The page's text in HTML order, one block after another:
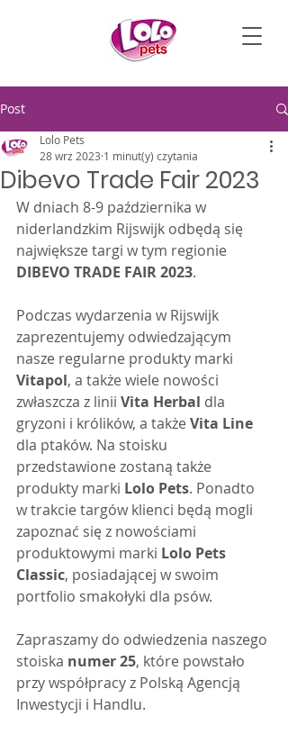
Post
Dibevo Trade Fair 2023
Lolo Pets
28 wrz 2023 1 minut(y) czytania
W dniach 8-9 października w
niderlandzkim Rijswijk odbędą się
największe targi w tym regionie
DIBEVO TRADE FAIR 2023.
Podczas wydarzenia w Rijswijk
zaprezentujemy odwiedzającym
nasze regularne produkty marki
Vitapol, a także wiele nowości
zwłaszcza z linii Vita Herbal dla
gryzoni i królików, a także Vita Line
dla ptaków. Na stoisku
przedstawione zostaną także
produkty marki Lolo Pets. Ponadto
w trakcie targów klienci będą mogli
zapoznać się z nowościami
produktowymi marki Lolo Pets
Classic, posiadającej w swoim
portfolio smakołyki dla psów.
Zapraszamy do odwiedzenia naszego
stoiska numer 25, które powstało
przy współpracy z Polską Agencją
Inwestycji i Handlu.